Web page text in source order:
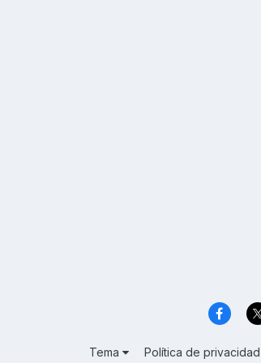
Tema Política de privacidad